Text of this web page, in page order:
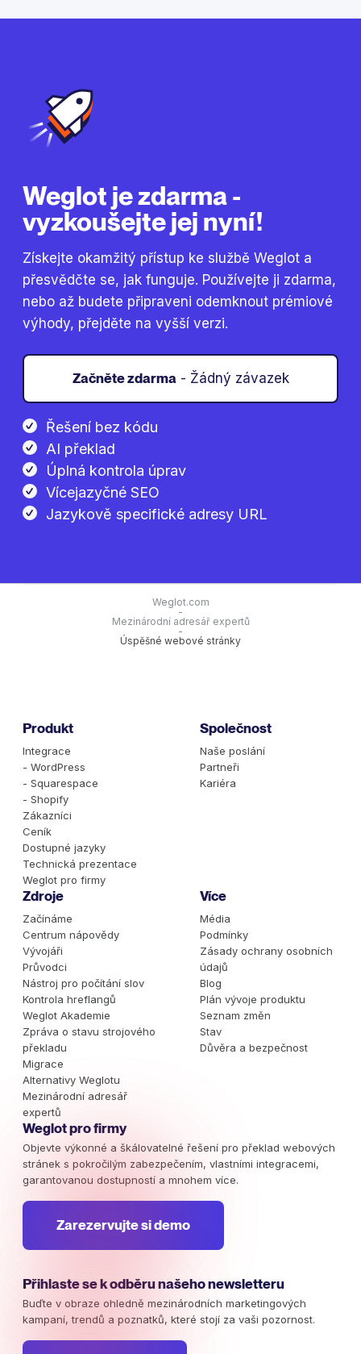
Weglot je zdarma -
vyzkoušejte jej nyní!
Získejte okamžitý přístup ke službě Weglot a
přesvědčte se, jak funguje. Používejte ji zdarma,
nebo až budete připraveni odemknout prémiové
výhody, přejděte na vyšší verzi.
Začněte zdarma- Žádný závazek
Řešení bez kódu
AI překlad
Úplná kontrola úprav
Vícejazyčné SEO
Jazykově specifické adresy URL
Weglot.com
-
Mezinárodní adresář expertů
-
Úspěšné webové stránky
Produkt
Integrace
- WordPress
- Squarespace
- Shopify
Zákazníci
Ceník
Dostupné jazyky
Technická prezentace
Weglot pro firmy
Společnost
Naše poslání
Partneři
Kariéra
Zdroje
Začínáme
Centrum nápovědy
Vývojáři
Průvodci
Nástroj pro počítání slov
Kontrola hreflangů
Weglot Akademie
Zpráva o stavu strojového
překladu
Migrace
Alternativy Weglotu
Mezinárodní adresář
expertů
Více
Média
Podmínky
Zásady ochrany osobních
údajů
Blog
Plán vývoje produktu
Seznam změn
Stav
Důvěra a bezpečnost
Weglot pro firmy
Objevte výkonné a škálovatelné řešení pro překlad webových
stránek s pokročilým zabezpečením, vlastními integracemi,
garantovanou dostupností a mnohem více.
Zarezervujte si demo
Přihlaste se k odběru našeho newsletteru
Buďte v obraze ohledně mezinárodních marketingových
kampaní, trendů a poznatků, které stojí za vaši pozornost.